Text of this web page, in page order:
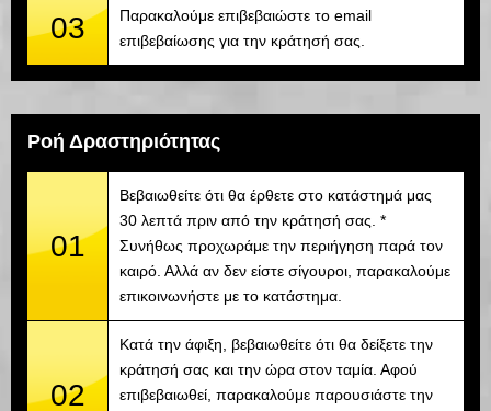
03
Παρακαλούμε επιβεβαιώστε το email
επιβεβαίωσης για την κράτησή σας.
Ροή Δραστηριότητας
01
Βεβαιωθείτε ότι θα έρθετε στο κατάστημά μας
30 λεπτά πριν από την κράτησή σας. *
Συνήθως προχωράμε την περιήγηση παρά τον
καιρό. Αλλά αν δεν είστε σίγουροι, παρακαλούμε
επικοινωνήστε με το κατάστημα.
02
Κατά την άφιξη, βεβαιωθείτε ότι θα δείξετε την
κράτησή σας και την ώρα στον ταμία. Αφού
επιβεβαιωθεί, παρακαλούμε παρουσιάστε την